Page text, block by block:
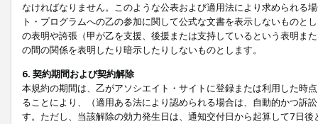
なければなりません。このような公表および適用法により求められる
ト・プログラムへの乙の参加に関して公式な文書を表示しないもの
の表明や誇張（甲が乙を支援、後援または支持しているという表明ま
の間の関係を表明したり暗示したりしないものとします。
6. 契約期間および契約解除
本規約の期間は、乙がアソシエイト・サイトに登録または利用した時
ることにより、（適用ある法により認められる場合は、自動的かつ訴
す。ただし、当該解除の効力発生日は、通知交付日から起算して7日